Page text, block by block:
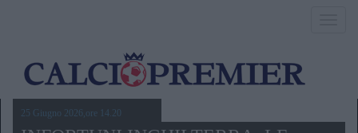
25 Giugno 2026,ore 14.20